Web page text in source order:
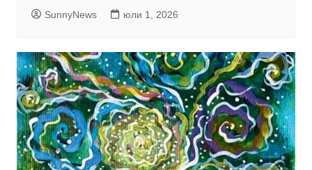
SunnyNews юли 1, 2026